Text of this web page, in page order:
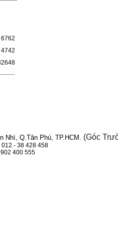
Mực
IN:–
6762
4742
Nhì, Q.Tân Phú, TP.HCM. (Góc
012 - 38 428 458
400 555